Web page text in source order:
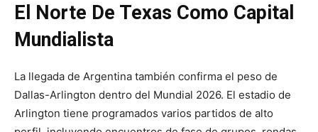
El Norte De Texas Como Capital
Mundialista
La llegada de Argentina también confirma el peso de
Dallas-Arlington dentro del Mundial 2026. El estadio de
Arlington tiene programados varios partidos de alto